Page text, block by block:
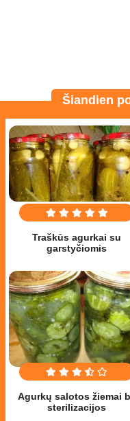
Šiandien
Traškūs agurkai su
garstyčiomis
Agurkų salotos žiemai
sterilizacijos